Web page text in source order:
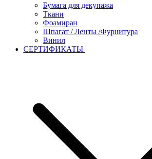
Бумага для декупажа
Ткани
Фоамиран
Шпагат / Ленты /Фурнитура
Винил
СЕРТИФИКАТЫ